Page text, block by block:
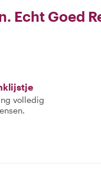
Echt Goed
volledig